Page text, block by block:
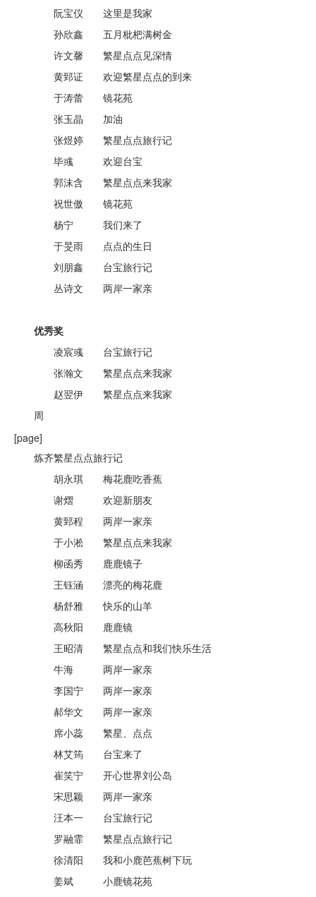
阮宝仪 这里是我家
孙欣鑫 五月枇杷满树金
许文馨 繁星点点见深情
黄郅证 欢迎繁星点点的到来
于涛蕾 镜花苑
张玉晶 加油
张煜婷 繁星点点旅行记
毕彧 欢迎台宝
郭沫含 繁星点点来我家
祝世傲 镜花苑
杨宁 我们来了
于旻雨 点点的生日
刘朋鑫 台宝旅行记
丛诗文 两岸一家亲
优秀奖
凌宸彧 台宝旅行记
张瀚文 繁星点点来我家
赵翌伊 繁星点点来我家
周
[page]
炼齐繁星点点旅行记
胡永琪 梅花鹿吃香蕉
谢熠 欢迎新朋友
黄郅程 两岸一家亲
于小淞 繁星点点来我家
柳函秀 鹿鹿镜子
王钰涵 漂亮的梅花鹿
杨舒雅 快乐的山羊
高秋阳 鹿鹿镜
王昭清 繁星点点和我们快乐生活
牛海 两岸一家亲
李国宁 两岸一家亲
郝华文 两岸一家亲
席小蕊 繁星、点点
林艾筠 台宝来了
崔笑宁 开心世界刘公岛
宋思颖 两岸一家亲
汪本一 台宝旅行记
罗融霏 繁星点点旅行记
徐清阳 我和小鹿芭蕉树下玩
姜斌 小鹿镜花苑